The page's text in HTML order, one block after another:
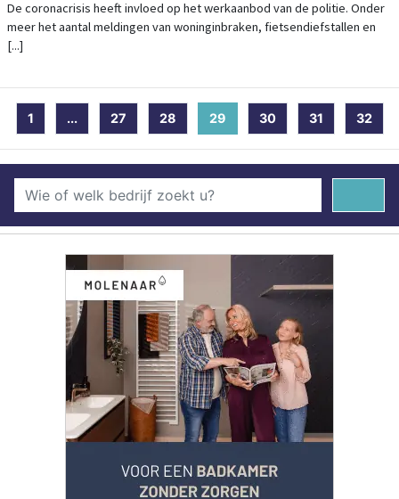
De coronacrisis heeft invloed op het werkaanbod van de politie. Onder
meer het aantal meldingen van woninginbraken, fietsendiefstallen en
[...]
1 ... 27 28 29 (current)
30 31 32